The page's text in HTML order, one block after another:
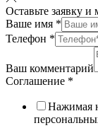
Оставьте заявку
Ваше имя *
Телефон *
Ваш комментарий
Соглашение *
Нажимая